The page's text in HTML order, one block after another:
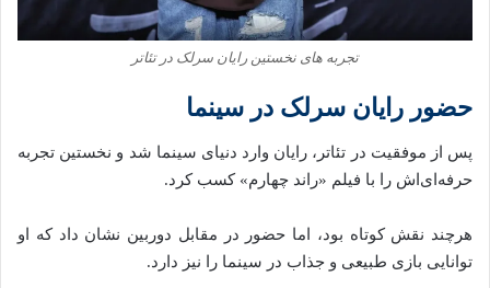
تجربه‌ های نخستین رایان سرلک در تئاتر
حضور رایان سرلک در سینما
پس از موفقیت در تئاتر، رایان وارد دنیای سینما شد و نخستین تجربه
حرفه‌ای‌اش را با فیلم «راند چهارم» کسب کرد.
هرچند نقش کوتاه بود، اما حضور در مقابل دوربین نشان داد که او
توانایی بازی طبیعی و جذاب در سینما را نیز دارد.